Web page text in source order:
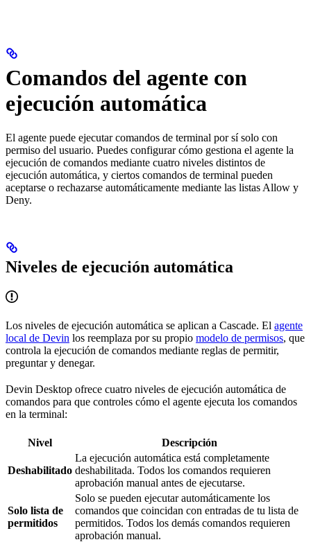
Comandos del agente con
ejecución automática
El agente puede ejecutar comandos de terminal por sí solo con
permiso del usuario. Puedes configurar cómo gestiona el agente la
ejecución de comandos mediante cuatro niveles distintos de
ejecución automática, y ciertos comandos de terminal pueden
aceptarse o rechazarse automáticamente mediante las listas Allow y
Deny.
Niveles de ejecución automática
Los niveles de ejecución automática se aplican a Cascade. El agente
local de Devin los reemplaza por su propio modelo de permisos, que
controla la ejecución de comandos mediante reglas de permitir,
preguntar y denegar.
Devin Desktop ofrece cuatro niveles de ejecución automática de
comandos para que controles cómo el agente ejecuta los comandos
en la terminal:
Nivel Descripción
Deshabilitado
La ejecución automática está completamente
deshabilitada. Todos los comandos requieren
aprobación manual antes de ejecutarse.
Solo lista de
permitidos
Solo se pueden ejecutar automáticamente los
comandos que coincidan con entradas de tu lista de
permitidos. Todos los demás comandos requieren
aprobación manual.